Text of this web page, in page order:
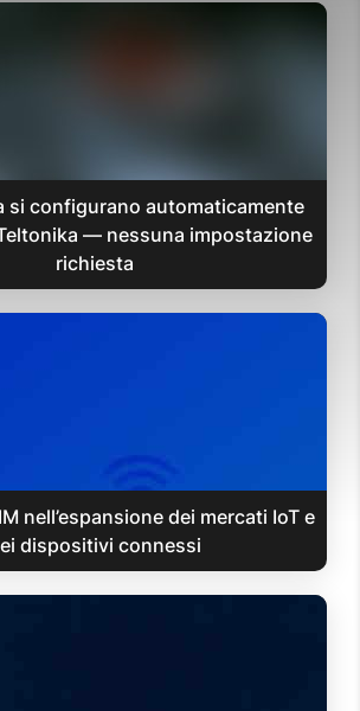
si configurano automaticamente
— nessuna impostazione
richiesta
nell’espansione dei mercati IoT e
dispositivi connessi